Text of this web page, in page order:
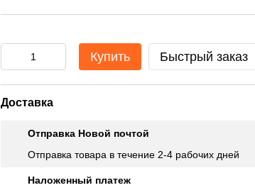
Купить Быстрый заказ
Доставка
Отправка Новой почтой
Отправка товара в течение 2-4 рабочих дней
Наложенный платеж